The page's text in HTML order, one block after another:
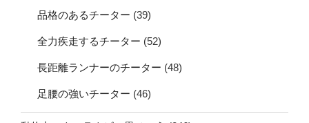
品格のあるチーター (39)
全力疾走するチーター (52)
長距離ランナーのチーター (48)
足腰の強いチーター (46)